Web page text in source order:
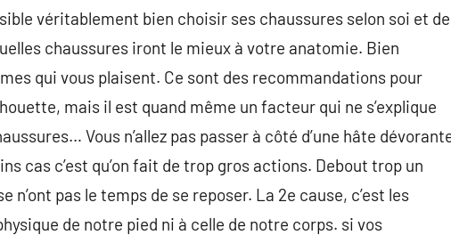
véritablement bien choisir ses chaussures selon soi et de
chaussures iront le mieux à votre anatomie. Bien
qui vous plaisent. Ce sont des recommandations pour
mais il est quand même un facteur qui ne s’explique
Vous n’allez pas passer à côté d’une hâte
cas c’est qu’on fait de trop gros actions. Debout trop un
pas le temps de se reposer. La 2e cause, c’est les
de notre pied ni à celle de notre corps. si vos